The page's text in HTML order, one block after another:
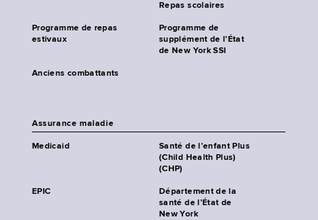
Repas scolaires
Programme de repas
estivaux
Programme de
supplément de l’État
de New York SSI
Anciens combattants
Assurance maladie
Medicaid
Santé de l’enfant Plus
(Child Health Plus)
(CHP)
EPIC
Département de la
santé de l’État de
New York